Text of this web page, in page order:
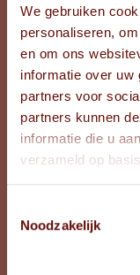
We gebruiken
personaliseren,
en om ons
informatie over uw
partners voor
partners kunnen
informatie die u
verzameld op
Noodzakelijk
LENGTE (CM)
HAARKLEUR
HAARLENGTE
HAARTYPE
KLEUR OGEN
SCHOENMAAT
BEKIJK FOTO'S